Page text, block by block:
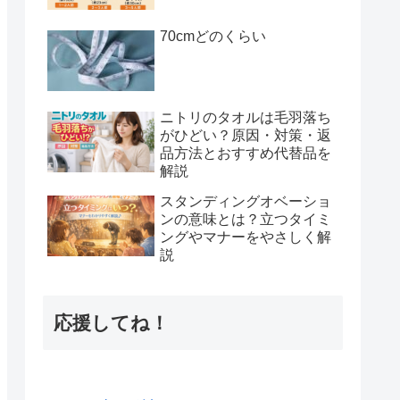
70cmどのくらい
ニトリのタオルは毛羽落ち
がひどい？原因・対策・返
品方法とおすすめ代替品を
解説
スタンディングオベーショ
ンの意味とは？立つタイミ
ングやマナーをやさしく解
説
応援してね！